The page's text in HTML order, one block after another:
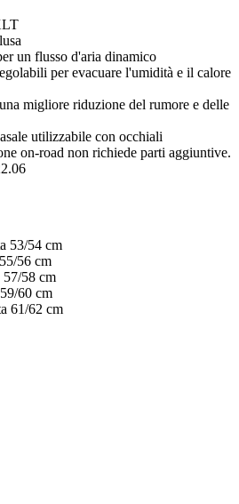
un flusso d'aria dinamico
per evacuare l'umidità e il calore
migliore riduzione del rumore e delle
utilizzabile con occhiali
on-road non richiede parti aggiuntive.
53/54 cm
56 cm
57/58 cm
60 cm
61/62 cm